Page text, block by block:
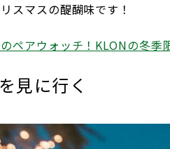
スマスの醍醐味です！
ペアウォッチ！KLONの冬季
見に行く